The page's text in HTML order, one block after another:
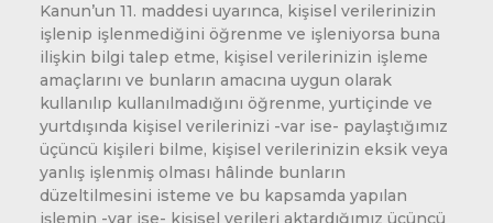
Kanun’un 11. maddesi uyarınca, kişisel verilerinizin
işlenip işlenmediğini öğrenme ve işleniyorsa buna
ilişkin bilgi talep etme, kişisel verilerinizin işleme
amaçlarını ve bunların amacına uygun olarak
kullanılıp kullanılmadığını öğrenme, yurtiçinde ve
yurtdışında kişisel verilerinizi -var ise- paylaştığımız
üçüncü kişileri bilme, kişisel verilerinizin eksik veya
yanlış işlenmiş olması hâlinde bunların
düzeltilmesini isteme ve bu kapsamda yapılan
işlemin -var ise- kişisel verileri aktardığımız üçüncü